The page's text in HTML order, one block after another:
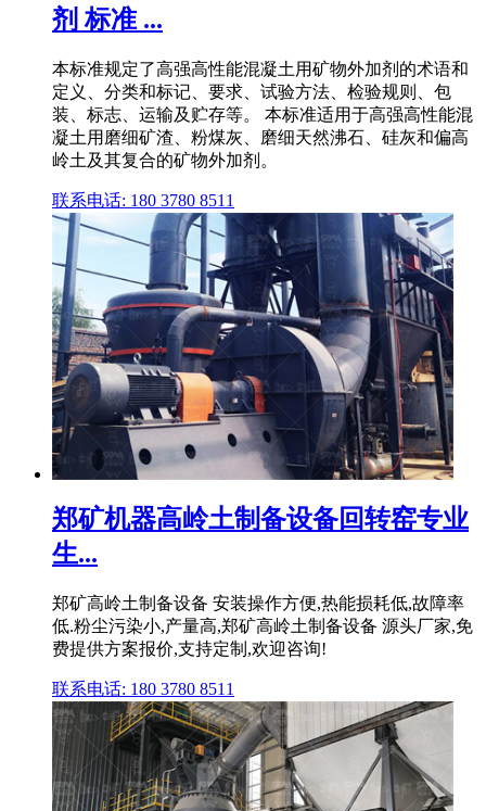
剂 标准 ...
本标准规定了高强高性能混凝土用矿物外加剂的术语和
定义、分类和标记、要求、试验方法、检验规则、包
装、标志、运输及贮存等。 本标准适用于高强高性能混
凝土用磨细矿渣、粉煤灰、磨细天然沸石、硅灰和偏高
岭土及其复合的矿物外加剂。
联系电话: 180 3780 8511
郑矿机器高岭土制备设备回转窑专业
生...
郑矿高岭土制备设备 安装操作方便,热能损耗低,故障率
低.粉尘污染小,产量高,郑矿高岭土制备设备 源头厂家,免
费提供方案报价,支持定制,欢迎咨询!
联系电话: 180 3780 8511